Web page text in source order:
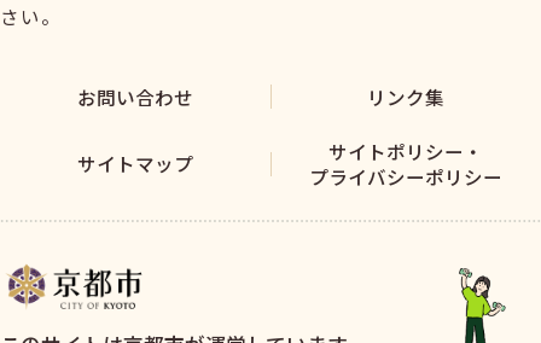
さい。
お問い合わせ リンク集
サイトマップ
サイトポリシー・
プライバシーポリシー